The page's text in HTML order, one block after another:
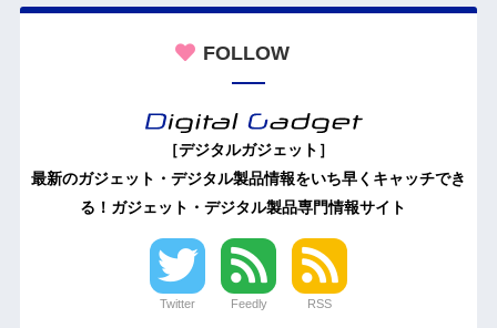
FOLLOW
［デジタルガジェット］
最新のガジェット・デジタル製品情報をいち早くキャッチでき
る！ガジェット・デジタル製品専門情報サイト
Twitter Feedly RSS